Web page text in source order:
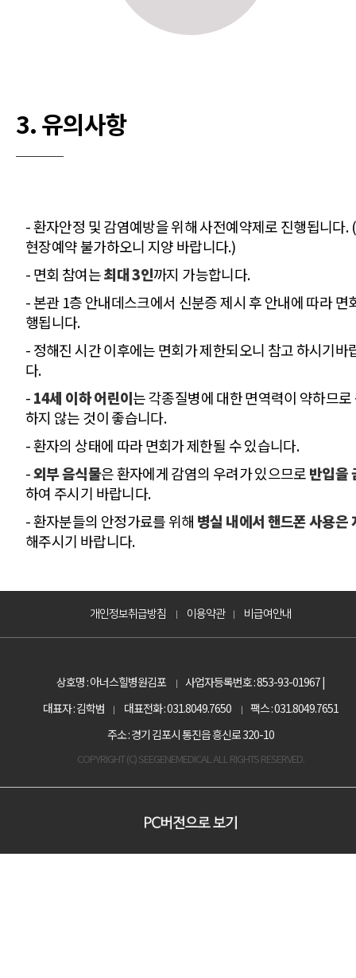
3. 유의사항
- 환자안정 및 감염예방을 위해 사전예약제로 진행됩니다.
현장예약 불가하오니 지양 바랍니다.)
- 면회 참여는최대 3인까지 가능합니다.
- 본관 1층 안내데스크에서 신분증 제시 후 안내에 따라 면
행됩니다.
- 정해진 시간 이후에는 면회가 제한되오니 참고 하시기바
다.
-14세 이하 어린이는 각종질병에 대한 면역력이 약하므로
하지 않는 것이 좋습니다.
- 환자의 상태에 따라 면회가 제한될 수 있습니다.
-외부 음식물은 환자에게 감염의 우려가 있으므로반입을
하여 주시기 바랍니다.
- 환자분들의 안정가료를 위해 병실 내에서 핸드폰 사용은
해주시기 바랍니다.
개인정보취급방침 | 이용약관 | 비급여안내
상호명 : 아너스힐병원김포 |
사업자등록번호 : 853-93-01967 |
대표자 : 김학범
| 대표전화 : 031.8049.7650 |
팩스 : 031.8049.7651
주소 : 경기 김포시 통진읍 흥신로 320-10
COPYRIGHT (C) SEEGENEMEDICAL ALL RIGHTS RESERVED.